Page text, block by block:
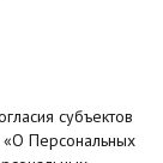
субъектов
«О Персональных